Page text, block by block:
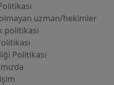
uzman/hekimler
politikası
Politikası